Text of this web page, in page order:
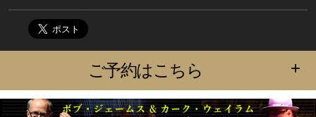
ご予約はこちら +